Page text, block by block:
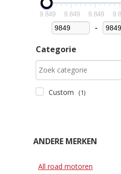
9.849 9.849 9.849
-
Categorie
Custom (1)
ANDERE MERKEN
All road motoren